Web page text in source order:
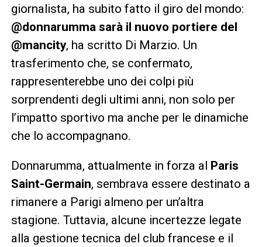
giornalista, ha subito fatto il giro del mondo:
@donnarumma sarà il nuovo portiere del
@mancity, ha scritto Di Marzio. Un
trasferimento che, se confermato,
rappresenterebbe uno dei colpi più
sorprendenti degli ultimi anni, non solo per
l’impatto sportivo ma anche per le dinamiche
che lo accompagnano.
Donnarumma, attualmente in forza al Paris
Saint-Germain, sembrava essere destinato a
rimanere a Parigi almeno per un’altra
stagione. Tuttavia, alcune incertezze legate
alla gestione tecnica del club francese e il